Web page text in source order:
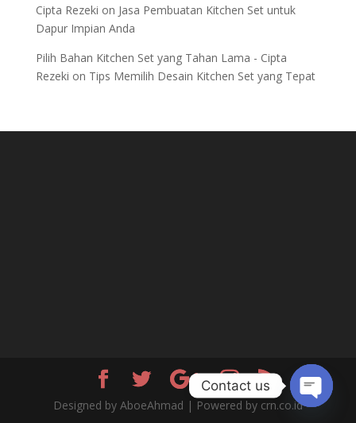
Cipta Rezeki on Jasa Pembuatan Kitchen Set untuk
Dapur Impian Anda
Pilih Bahan Kitchen Set yang Tahan Lama - Cipta
Rezeki on Tips Memilih Desain Kitchen Set yang Tepat
Designed by AboeAhmad | Powered by crn.co.id
Contact us